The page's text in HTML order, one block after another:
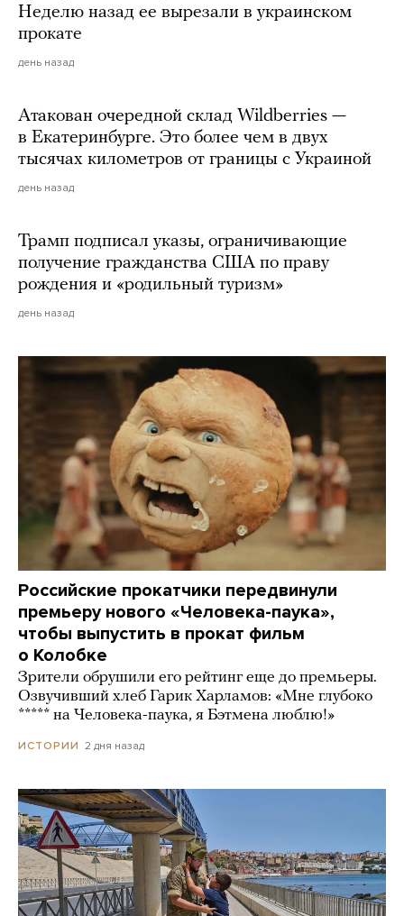
Неделю назад ее вырезали в украинском
прокате
день назад
Атакован очередной склад Wildberries —
в Екатеринбурге. Это более чем в двух
тысячах километров от границы с Украиной
день назад
Трамп подписал указы, ограничивающие
получение гражданства США по праву
рождения и «родильный туризм»
день назад
Российские прокатчики передвинули
премьеру нового «Человека-паука»,
чтобы выпустить в прокат фильм
о Колобке
Зрители обрушили его рейтинг еще до премьеры.
Озвучивший хлеб Гарик Харламов: «Мне глубоко
***** на Человека-паука, я Бэтмена люблю!»
ИСТОРИИ 2 дня назад